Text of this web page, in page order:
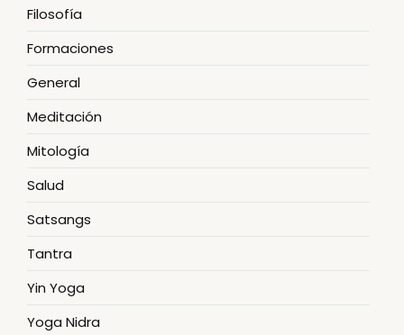
Filosofía
Formaciones
General
Meditación
Mitología
Salud
Satsangs
Tantra
Yin Yoga
Yoga Nidra